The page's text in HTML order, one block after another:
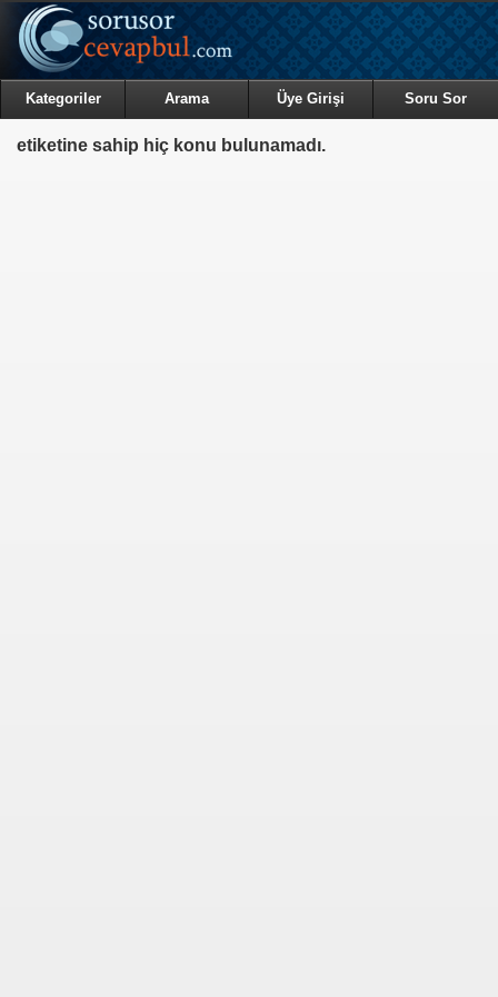
Kategoriler Arama Üye Girişi Soru Sor
etiketine sahip hiç konu bulunamadı.